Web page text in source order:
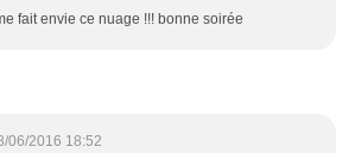
fait envie ce nuage !!! bonne soirée
06/2016 18:52